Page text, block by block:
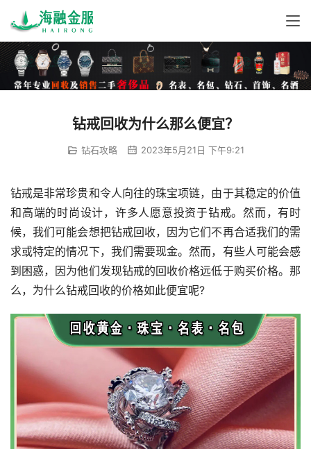
钻戒回收为什么那么便宜？
钻石攻略 2023年5月21日 下午9:21
钻戒是非常珍贵和令人向往的珠宝项链，由于其稳定的价值
和高端的时尚设计，许多人愿意投资于钻戒。然而，有时
候，我们可能会想把钻戒回收，因为它们不再合适我们的需
求或特定的情况下，我们需要现金。然而，有些人可能会感
到困惑，因为他们发现钻戒的回收价格远低于购买价格。那
么，为什么钻戒回收的价格如此便宜呢?